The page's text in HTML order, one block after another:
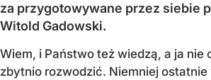
za przygotowywane przez siebie
Witold Gadowski.
Wiem, i Państwo też wiedzą, a ja nie
zbytnio rozwodzić. Niemniej ostatnie